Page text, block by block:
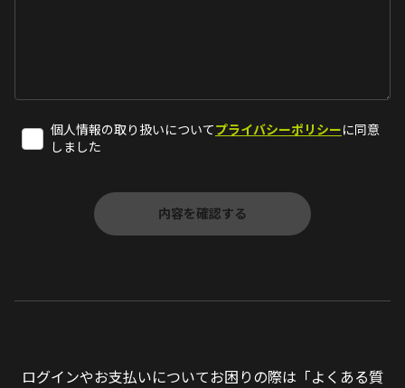
個人情報の取り扱いについてプライバシーポリシーに同意
しました
ログインやお支払いについてお困りの際は「よくある質